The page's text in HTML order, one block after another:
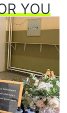
YOU